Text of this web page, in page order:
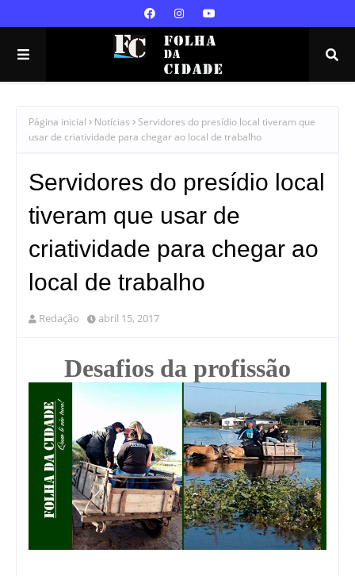
Página inicial Notícias
Servidores do presídio local tiveram que
usar de criatividade para chegar ao local de trabalho
Servidores do presídio local
tiveram que usar de
criatividade para chegar ao
local de trabalho
Redação abril 15, 2017
Desafios da profissão